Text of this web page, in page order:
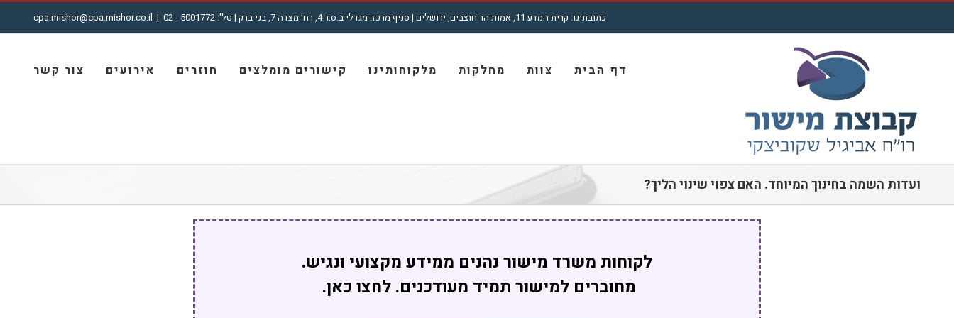
דלג
כתובתינו: קרית המדע 11, אמות הר חוצבים, ירושלים | סניף מרכז: מגדלי ב.ס.ר 4, רח' מצדה 7, בני ברק | טל': 5001772 - 02 |
cpa.mishor@cpa.mishor.co.il
חיפוש...
דף הבית צוות מחלקות מלקוחותינו קישורים מומלצים חוזרים אירועים צור קשר
ועדות השמה בחינוך המיוחד. האם צפוי שינוי הליך?
לקוחות משרד מישור נהנים ממידע מקצועי ונגיש.
מחוברים למישור תמיד מעודכנים. לחצו כאן.